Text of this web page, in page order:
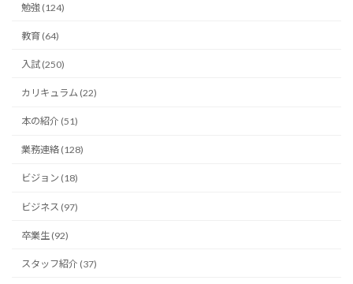
勉強 (124)
教育 (64)
入試 (250)
カリキュラム (22)
本の紹介 (51)
業務連絡 (128)
ビジョン (18)
ビジネス (97)
卒業生 (92)
スタッフ紹介 (37)